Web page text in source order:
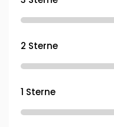
2 Sterne
1 Sterne